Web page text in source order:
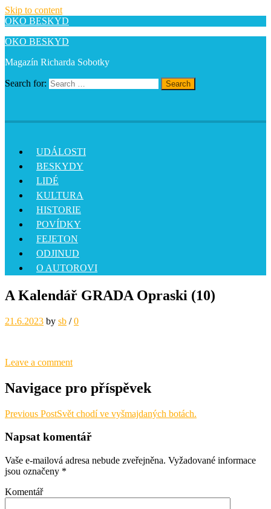
Skip to content
OKO BESKYD
OKO BESKYD
Magazín Richarda Sobotky
Search for: Search
UDÁLOSTI
BESKYDY
LIDÉ
KULTURA
HISTORIE
POVÍDKY
FEJETON
ODJINUD
O AUTOROVI
A Kalendář GRADA Opraski (10)
21.6.2023 by sb / 0
Leave a comment
Navigace pro příspěvek
Previous PostSvět chodí ve vyšmajdaných botách.
Napsat komentář
Vaše e-mailová adresa nebude zveřejněna. Vyžadované informace
jsou označeny *
Komentář